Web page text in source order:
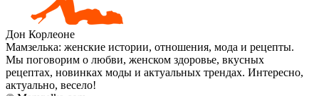
Дон Корлеоне
Мамзелька: женские истории, отношения, мода и рецепты.
Мы поговорим о любви, женском здоровье, вкусных
рецептах, новинках моды и актуальных трендах. Интересно,
актуально, весело!